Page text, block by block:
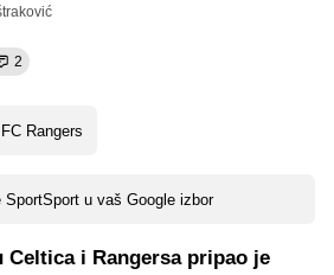
2
FC Rangers
SportSport u vaš Google izbor
i Rangersa pripao je